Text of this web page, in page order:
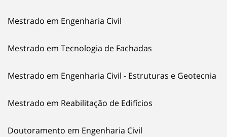
Mestrado em Engenharia Civil
Mestrado em Tecnologia de Fachadas
Mestrado em Engenharia Civil - Estruturas e Geotecnia
Mestrado em Reabilitação de Edifícios
Doutoramento em Engenharia Civil